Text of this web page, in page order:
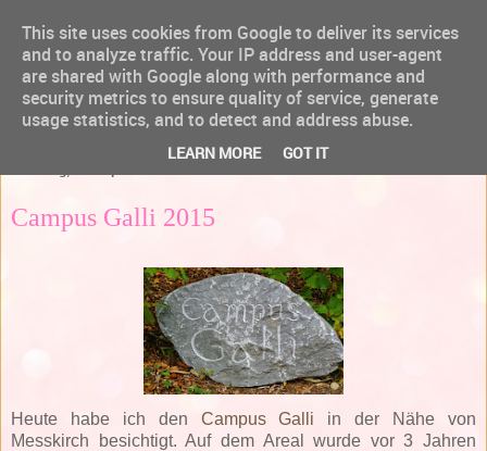
Campus Galli 2015
Heute habe ich den Campus Galli in der Nähe von
Messkirch besichtigt. Auf dem Areal wurde vor 3 Jahren
This site uses cookies from Google to deliver its services
and to analyze traffic. Your IP address and user-agent
are shared with Google along with performance and
security metrics to ensure quality of service, generate
usage statistics, and to detect and address abuse.
LEARN MORE GOT IT